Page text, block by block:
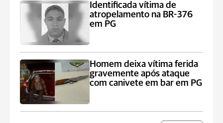
Identificada vítima de
atropelamento na BR-376
em PG
Homem deixa vítima ferida
gravemente após ataque
com canivete em bar em PG